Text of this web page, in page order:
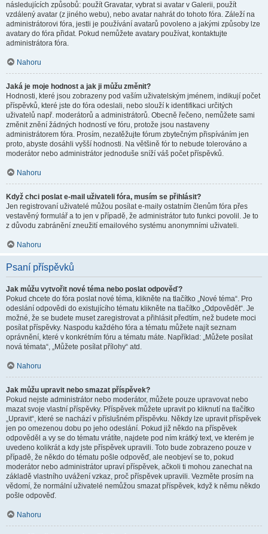
následujících způsobů: použít Gravatar, vybrat si avatar v Galerii, použít
vzdálený avatar (z jiného webu), nebo avatar nahrát do tohoto fóra. Záleží na
administrátorovi fóra, jestli je používání avatarů povoleno a jakými způsoby lze
avatary do fóra přidat. Pokud nemůžete avatary používat, kontaktujte
administrátora fóra.
Nahoru
Jaká je moje hodnost a jak ji můžu změnit?
Hodnosti, které jsou zobrazeny pod vaším uživatelským jménem, indikují počet
příspěvků, které jste do fóra odeslali, nebo slouží k identifikaci určitých
uživatelů např. moderátorů a administrátorů. Obecně řečeno, nemůžete sami
změnit znění žádných hodností ve fóru, protože jsou nastaveny
administrátorem fóra. Prosím, nezatěžujte fórum zbytečným přispíváním jen
proto, abyste dosáhli vyšší hodnosti. Na většině fór to nebude tolerováno a
moderátor nebo administrátor jednoduše sníží váš počet příspěvků.
Nahoru
Když chci poslat e-mail uživateli fóra, musím se přihlásit?
Jen registrovaní uživatelé můžou posílat e-maily ostatním členům fóra přes
vestavěný formulář a to jen v případě, že administrátor tuto funkci povolil. Je to
z důvodu zabránění zneužití emailového systému anonymními uživateli.
Nahoru
Psaní příspěvků
Jak můžu vytvořit nové téma nebo poslat odpověď?
Pokud chcete do fóra poslat nové téma, klikněte na tlačítko „Nové téma“. Pro
odeslání odpovědi do existujícího tématu klikněte na tlačítko „Odpovědět“. Je
možné, že se budete muset zaregistrovat a přihlásit předtím, než budete moci
posílat příspěvky. Naspodu každého fóra a tématu můžete najít seznam
oprávnění, které v konkrétním fóru a tématu máte. Například: „Můžete posílat
nová témata“, „Můžete posílat přílohy“ atd.
Nahoru
Jak můžu upravit nebo smazat příspěvek?
Pokud nejste administrátor nebo moderátor, můžete pouze upravovat nebo
mazat svoje vlastní příspěvky. Příspěvek můžete upravit po kliknutí na tlačítko
„Upravit“, které se nachází v příslušném příspěvku. Někdy lze upravit příspěvek
jen po omezenou dobu po jeho odeslání. Pokud již někdo na příspěvek
odpověděl a vy se do tématu vrátíte, najdete pod ním krátký text, ve kterém je
uvedeno kolikrát a kdy jste příspěvek upravili. Toto bude zobrazeno pouze v
případě, že někdo do tématu pošle odpověď, ale neobjeví se to, pokud
moderátor nebo administrátor upraví příspěvek, ačkoli ti mohou zanechat na
základě vlastního uvážení vzkaz, proč příspěvek upravili. Vezměte prosím na
vědomí, že normální uživatelé nemůžou smazat příspěvek, když k němu někdo
pošle odpověď.
Nahoru